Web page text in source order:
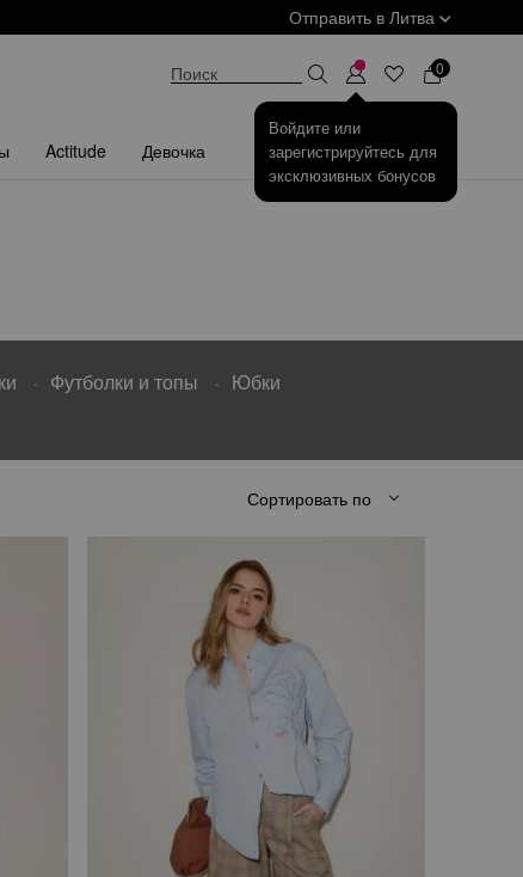
Отправить в Литва
Actitude Девочка
Поиск
Войдите или
зарегистрируйтесь для
эксклюзивных бонусов
0
Футболки и топы
Юбки
Сортировать по